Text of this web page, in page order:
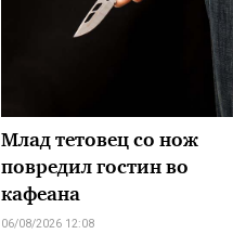
Млад тетовец со нож
повредил гостин во
кафеана
06/08/2026 12:08